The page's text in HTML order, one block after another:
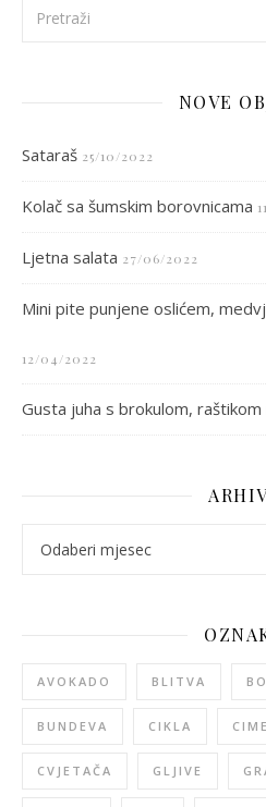
NOVE
Sataraš 25/10/2022
Kolač sa šumskim borovnicama
Ljetna salata 27/06/2022
Mini pite punjene oslićem,
12/04/2022
Gusta juha s brokulom, raštikom
AVOKADO BLITVA
BUNDEVA CIKLA
CVJETAČA GLJIVE